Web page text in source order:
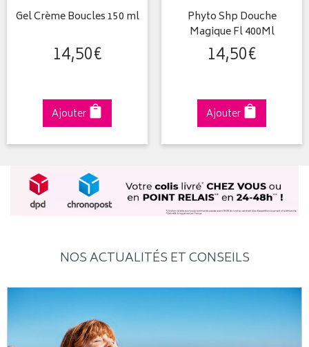
Gel Crème Boucles 150 ml
14,50€
Ajouter
Phyto Shp Douche
Magique Fl 400Ml
14,50€
Ajouter
NOS ACTUALITÉS ET CONSEILS